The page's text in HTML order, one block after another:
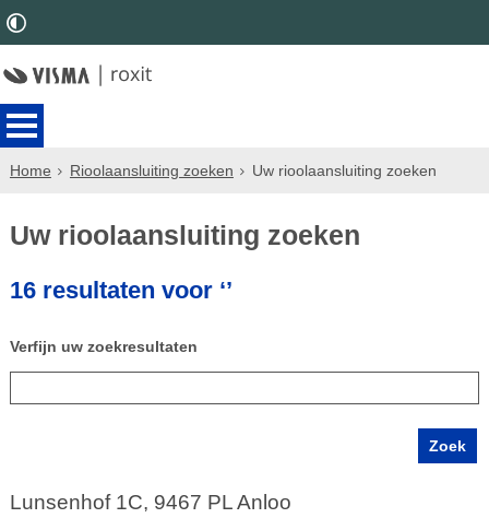
Home Rioolaansluiting zoeken Uw rioolaansluiting zoeken
Uw rioolaansluiting zoeken
16 resultaten voor ‘’
Verfijn uw zoekresultaten
Lunsenhof 1C, 9467 PL Anloo